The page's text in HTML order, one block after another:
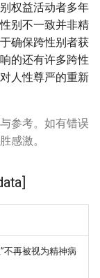
权益活动者多年
别不一致并非精
确保跨性别者获
的还有许多跨性
人性尊严的重新
参考。如有错误
感激。
不再被视为精神病